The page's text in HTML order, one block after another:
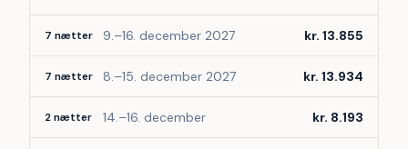
7 nætter 9.–16. december 2027 kr. 13.855
7 nætter 8.–15. december 2027 kr. 13.934
2 nætter 14.–16. december kr. 8.193